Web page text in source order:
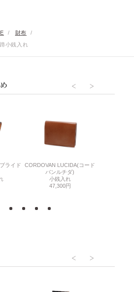
/ 財布
/
小銭入れ
ライド
CORDOVAN LUCIDA(コード
バンルチダ)
小銭入れ
47,300円